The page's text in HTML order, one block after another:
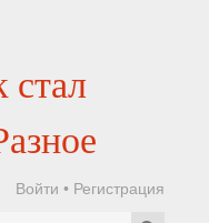
стал
Войти • Регистрация